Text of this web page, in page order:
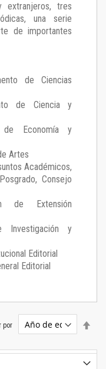
extranjeros, tres
una serie
de importantes
de Ciencias
de Ciencia y
de Economía y
Artes
Académicos,
Consejo
de Extensión
Investigación y
Editorial
Editorial
por